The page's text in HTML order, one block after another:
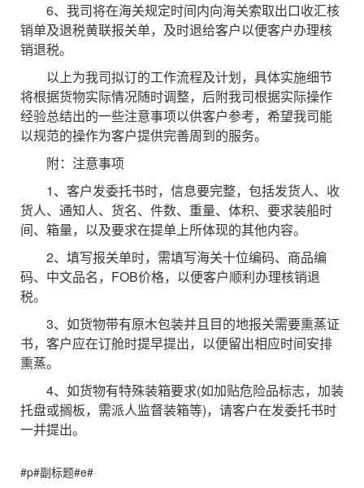
6、我司将在海关规定时间内向海关索取出口收汇核
销单及退税黄联报关单，及时退给客户以便客户办理核
销退税。
以上为我司拟订的工作流程及计划，具体实施细节
将根据货物实际情况随时调整，后附我司根据实际操作
经验总结出的一些注意事项以供客户参考，希望我司能
以规范的操作为客户提供完善周到的服务。
附：注意事项
1、客户发委托书时，信息要完整，包括发货人、收
货人、通知人、货名、件数、重量、体积、要求装船时
间、箱量，以及要求在提单上所体现的其他内容。
2、填写报关单时，需填写海关十位编码、商品编
码、中文品名，FOB价格，以便客户顺利办理核销退
税。
3、如货物带有原木包装并且目的地报关需要熏蒸证
书，客户应在订舱时提早提出，以便留出相应时间安排
熏蒸。
4、如货物有特殊装箱要求(如加贴危险品标志，加装
托盘或搁板，需派人监督装箱等)，请客户在发委托书时
一并提出。
#p#副标题#e#